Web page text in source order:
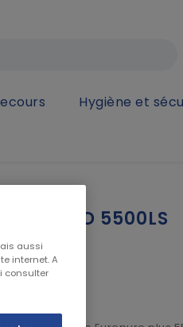
Hygiène et
5500LS
aussi
internet. A
consulter